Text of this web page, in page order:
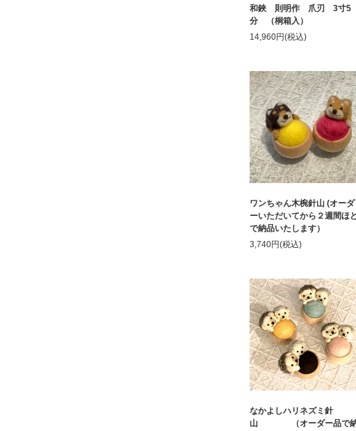
和鋏 則明作 爪刃 3寸5
分 （桐箱入）
14,960円(税込)
ワンちゃん木椀針山 (オーダ
ーいただいてから２週間ほ
で納品いたします）
3,740円(税込)
なかよしハリネズミ針
山 （オーダー品で